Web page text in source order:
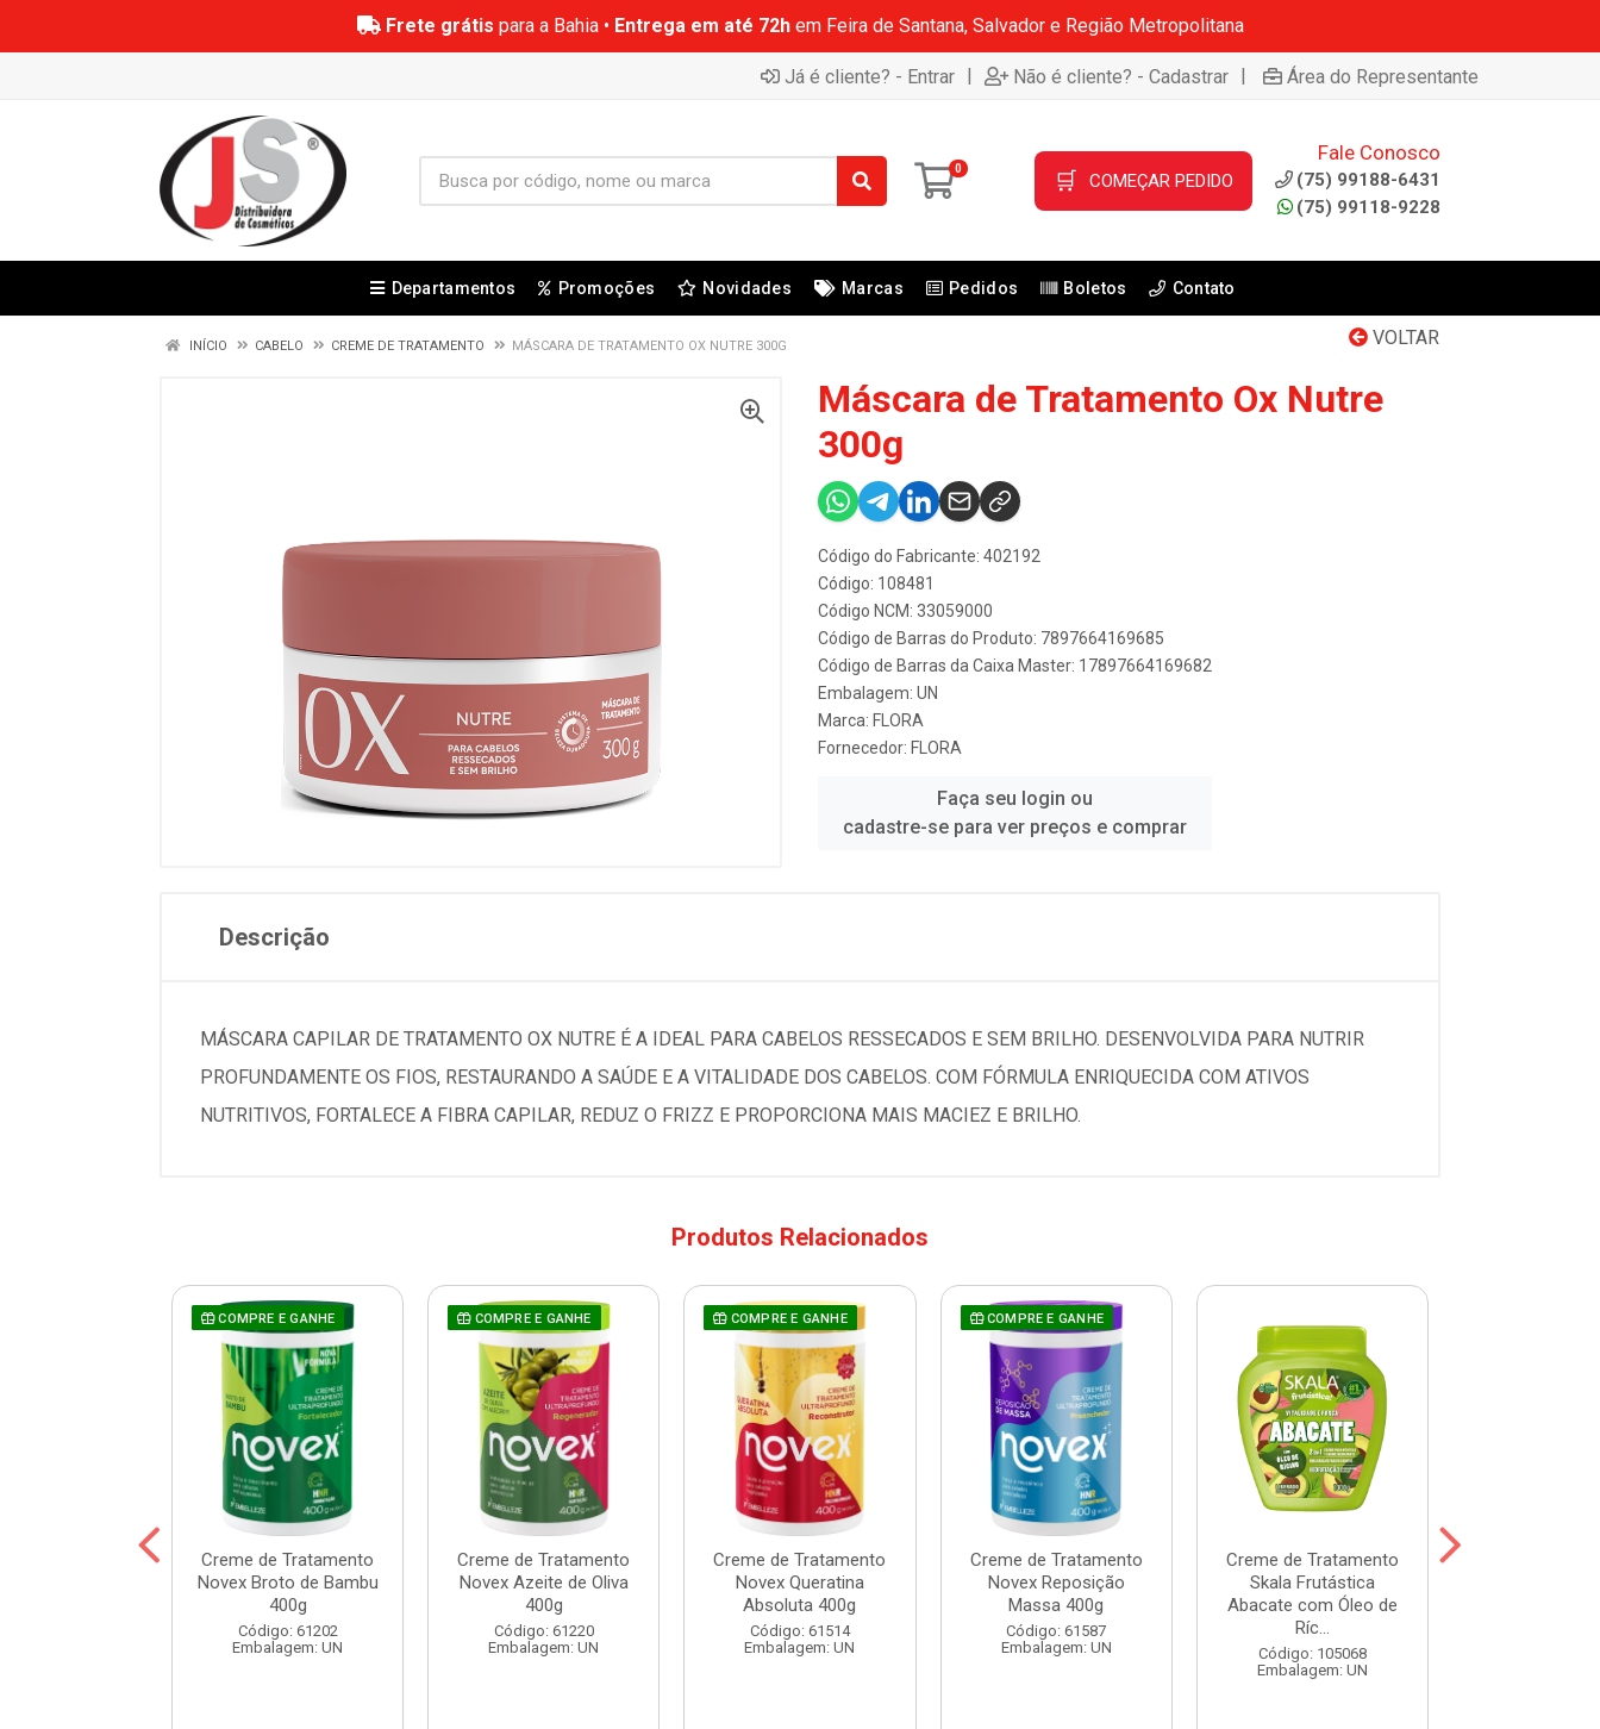
Frete grátis para a Bahia • Entrega em até 72hem Feira de Santana, Salvador e Região Metropolitana
Já é cliente? - Entrar | Não é cliente? - Cadastrar | Área do Representante
0 🛒 COMEÇAR PEDIDO
Fale Conosco
(75) 99188-6431
(75) 99118-9228
Departamentos Promoções Novidades Marcas Pedidos Boletos Contato
VOLTAR
INÍCIO CABELO CREME DE TRATAMENTO MÁSCARA DE TRATAMENTO OX NUTRE 300G
Máscara de Tratamento Ox Nutre
300g
Código do Fabricante: 402192
Código: 108481
Código NCM: 33059000
Código de Barras do Produto: 7897664169685
Código de Barras da Caixa Master: 17897664169682
Embalagem: UN
Marca: FLORA
Fornecedor: FLORA
Faça seu login ou
cadastre-se para ver preços e comprar
Descrição
MÁSCARA CAPILAR DE TRATAMENTO OX NUTRE É A IDEAL PARA CABELOS RESSECADOS E SEM BRILHO. DESENVOLVIDA PARA NUTRIR
PROFUNDAMENTE OS FIOS, RESTAURANDO A SAÚDE E A VITALIDADE DOS CABELOS. COM FÓRMULA ENRIQUECIDA COM ATIVOS
NUTRITIVOS, FORTALECE A FIBRA CAPILAR, REDUZ O FRIZZ E PROPORCIONA MAIS MACIEZ E BRILHO.
Produtos Relacionados
COMPRE E GANHE
Creme de Tratamento
Novex Broto de Bambu
400g
Código: 61202
Embalagem: UN
COMPRE E GANHE
Creme de Tratamento
Novex Azeite de Oliva
400g
Código: 61220
Embalagem: UN
COMPRE E GANHE
Creme de Tratamento
Novex Queratina
Absoluta 400g
Código: 61514
Embalagem: UN
COMPRE E GANHE
Creme de Tratamento
Novex Reposição
Massa 400g
Código: 61587
Embalagem: UN
Creme de Tratamento
Skala Frutástica
Abacate com Óleo de
Ríc...
Código: 105068
Embalagem: UN